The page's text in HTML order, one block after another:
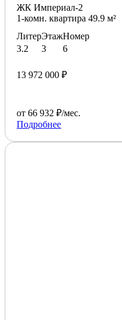
ЖК Империал-2
1-комн. квартира 49.9 м²
Литер
3.2
Этаж
3
Номер
6
13 972 000 ₽
от 66 932 ₽/мес.
Подробнее